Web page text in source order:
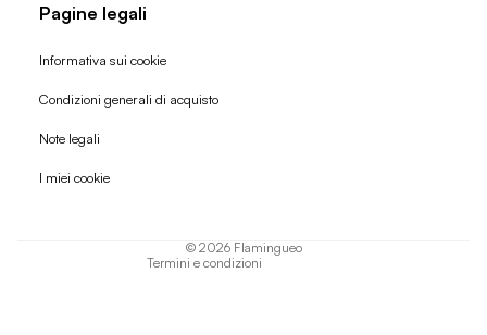
Pagine legali
Informativa sui cookie
Condizioni generali di acquisto
Note legali
I miei cookie
© 2026 Flamingueo
Termini e condizioni
Politica di rimborso